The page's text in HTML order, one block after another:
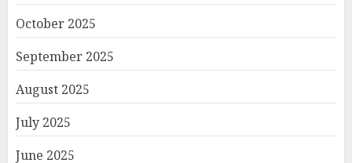
October 2025
September 2025
August 2025
July 2025
June 2025